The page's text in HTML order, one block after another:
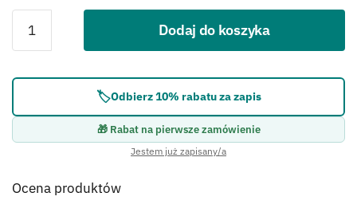
Dodaj do koszyka
🏷️Odbierz 10% rabatu za zapis
🎁 Rabat na pierwsze zamówienie
Jestem już zapisany/a
Ocena produktów